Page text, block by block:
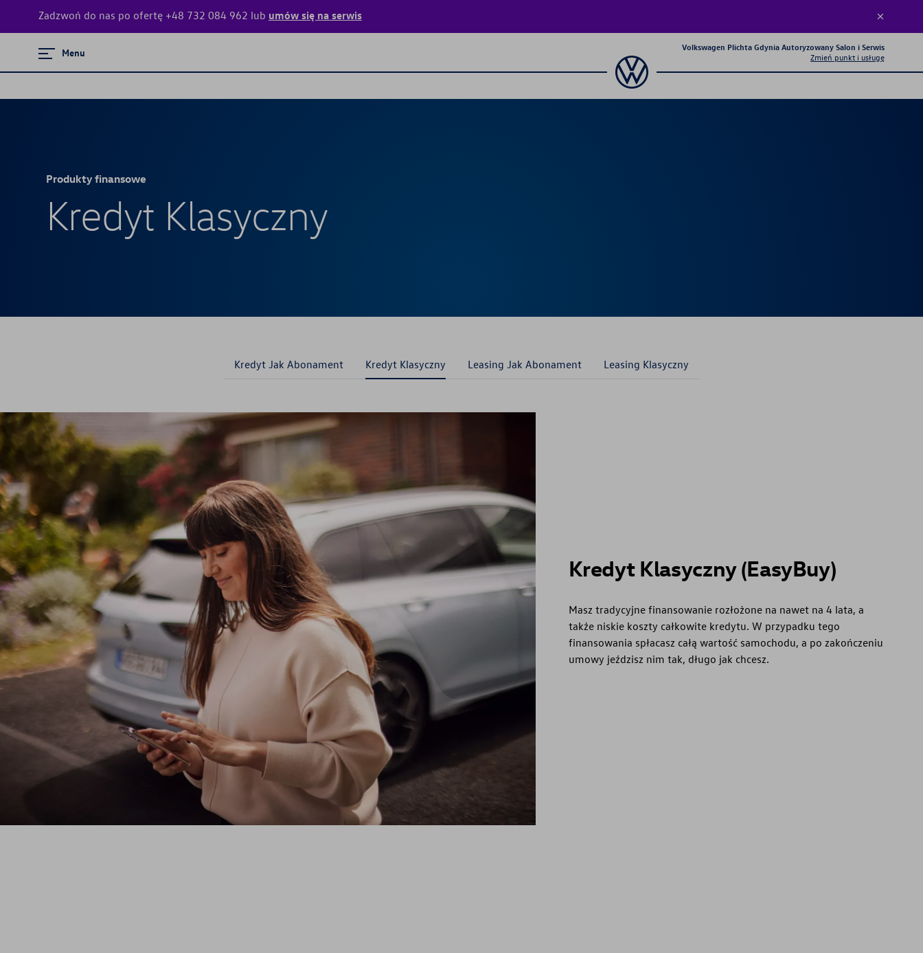
Zadzwoń do nas po ofertę +48 732 084 962 lub umów się na serwis
Menu
Volkswagen Plichta Gdynia Autoryzowany Salon i Serwis
Zmień punkt i usługę
Strona główna
Centrum Flotowe
Modele osobowe
Gwarancja i ochrona
Części zamienne
Akcesoria
Produkty finansowe
Kredyt Klasyczny
Kredyt Jak Abonament Kredyt Klasyczny Leasing Jak Abonament Leasing Klasyczny
Kredyt Klasyczny (EasyBuy)
Masz tradycyjne finansowanie rozłożone na nawet na 4 lata, a
także niskie koszty całkowite kredytu. W przypadku tego
finansowania spłacasz całą wartość samochodu, a po zakończeniu
umowy jeździsz nim tak, długo jak chcesz.